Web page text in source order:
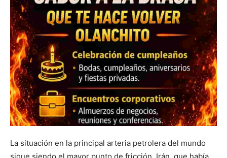
La situación en la principal arteria petrolera del mundo